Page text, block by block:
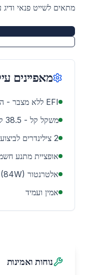
מתאים לשייט פנאי
מאפיינים
EFI ללא מצבר - התנעה קלה תמיד
משקל קל - 38.5 ק"ג בלבד
2 צילינדרים לביצועים חלקים
אופציית מתנע
אלטרנטור 7A (84W)
אמין ועמיד
נוחות ואמינות